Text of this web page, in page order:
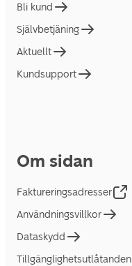
Bli kund
Självbetjäning
Aktuellt
Kundsupport
Om sidan
Faktureringsadresser
Användningsvillkor
Dataskydd
Tillgänglighetsutlåtanden